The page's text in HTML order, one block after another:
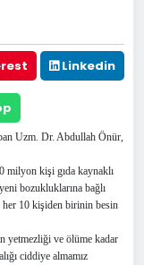
Linkedin
Uzm. Dr. Abdullah Önür,
milyon kişi gıda kaynaklı
bozukluklarına bağlı
10 kişiden birinin besin
yetmezliği ve ölüme kadar
ciddiye almamız